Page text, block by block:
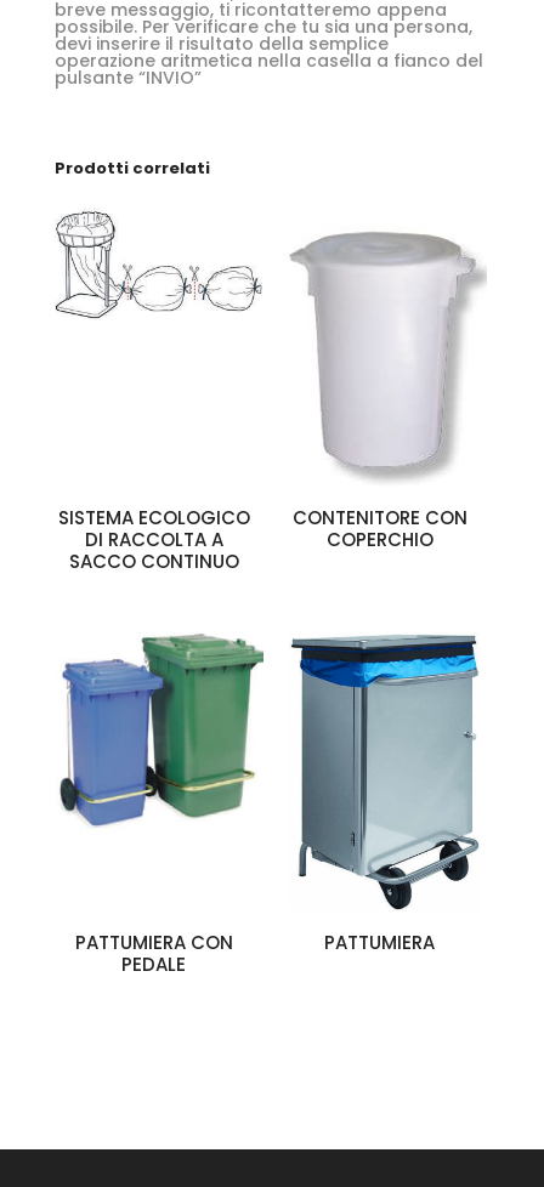
breve messaggio, ti ricontatteremo appena
possibile. Per verificare che tu sia una persona,
devi inserire il risultato della semplice
operazione aritmetica nella casella a fianco del
pulsante “INVIO”
Prodotti correlati
SISTEMA ECOLOGICO
DI RACCOLTA A
SACCO CONTINUO
CONTENITORE CON
COPERCHIO
PATTUMIERA CON
PEDALE
PATTUMIERA